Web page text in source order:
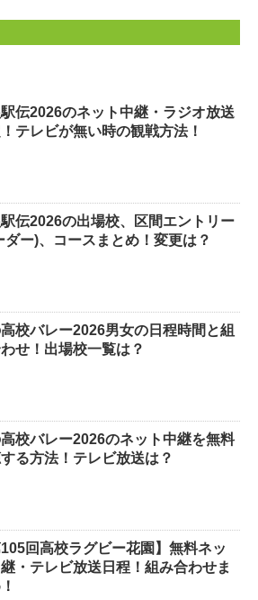
伝2026のネット中継・ラジオ放送
テレビが無い時の観戦方法！
伝2026の出場校、区間エントリー
ダー)、コースまとめ！変更は？
校バレー2026男女の日程時間と組
せ！出場校一覧は？
校バレー2026のネット中継を無料
る方法！テレビ放送は？
105回高校ラグビー花園】無料ネッ
継・テレビ放送日程！組み合わせま